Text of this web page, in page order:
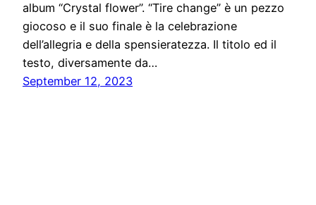
album “Crystal flower”. “Tire change” è un pezzo
giocoso e il suo finale è la celebrazione
dell’allegria e della spensieratezza. Il titolo ed il
testo, diversamente da…
September 12, 2023